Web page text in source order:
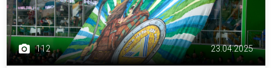
112 23.04.2025